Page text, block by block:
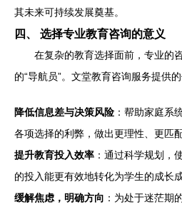
其未来可持续发展奠基。
四、 选择专业教育咨询的意义
在复杂的教育选择面前，专业的
的“导航员”。文堂教育咨询服务提供的
降低信息差与决策风险 ：帮助家庭系
各项选择的利弊，做出更理性、更匹
提升教育投入效率 ：通过科学规划，
的投入能更有效地转化为学生的成长成
缓解焦虑，明确方向 ：为处于迷茫期